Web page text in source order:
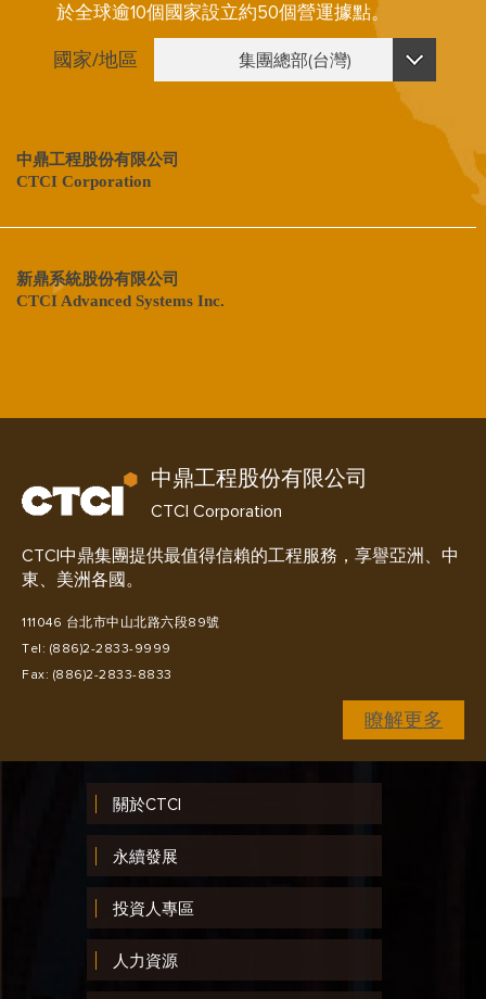
於全球逾10個國家設立約50個營運據點。
國家/地區 集團總部(台灣)
印尼
泰國
中鼎工程股份有限公司
CTCI Corporation
新鼎系統股份有限公司
CTCI Advanced Systems Inc.
CTCI Resources Engineering Inc.
益鼎工程股份有限公司
CTCI Machinery Corporation
中鼎工程股份有限公司
CTCI Corporation
CTCI中鼎集團提供最值得信賴的工程服務，享譽亞洲、中
東、美洲各國。
111046 台北市中山北路六段89號
Tel: (886)2-2833-9999
Fax: (886)2-2833-8833
瞭解更多
關於CTCI
永續發展
投資人專區
人力資源